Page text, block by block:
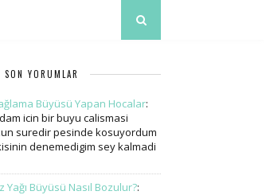
SON YORUMLAR
Büyüsü Yapan Hocalar:
icin bir buyu calismasi
suredir pesinde kosuyordum
denemedigim sey kalmadi
Yağı Büyüsü Nasıl Bozulur?: